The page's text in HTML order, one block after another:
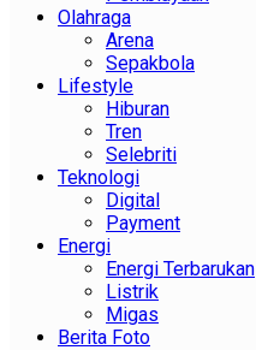
Olahraga
Arena
Sepakbola
Lifestyle
Hiburan
Tren
Selebriti
Teknologi
Digital
Payment
Energi
Energi Terbarukan
Listrik
Migas
Berita Foto